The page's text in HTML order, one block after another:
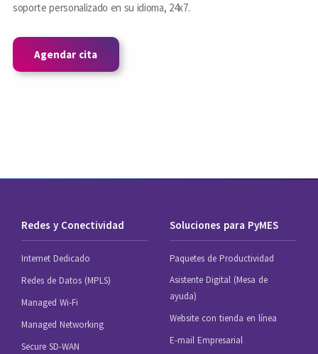
soporte personalizado en su idioma, 24x7.
Agendar cita
Redes y Conectividad
Internet Dedicado
Redes de Datos (MPLS)
Managed Wi-Fi
Managed Networking
Secure SD-WAN
Soluciones para PyMES
Paquetes de Productividad
Asistente Digital (Mesa de
ayuda)
Website con tienda en línea
E-mail Empresarial